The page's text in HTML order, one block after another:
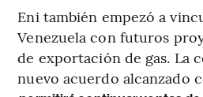
Eni también empezó a
Venezuela con futuros
de exportación de gas. La
nuevo acuerdo alcanzado